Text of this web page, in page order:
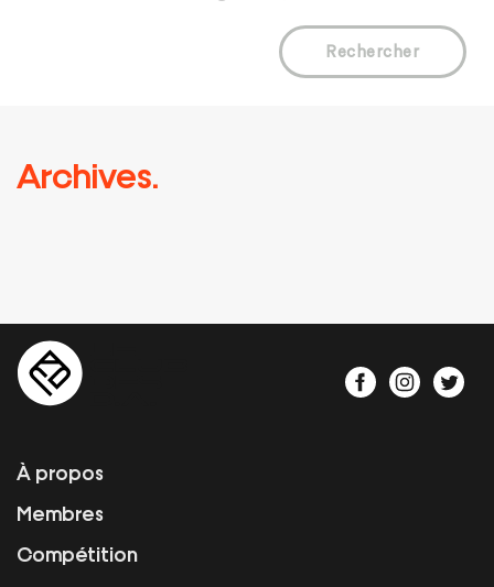
Rechercher
Archives.
À propos
Membres
Compétition